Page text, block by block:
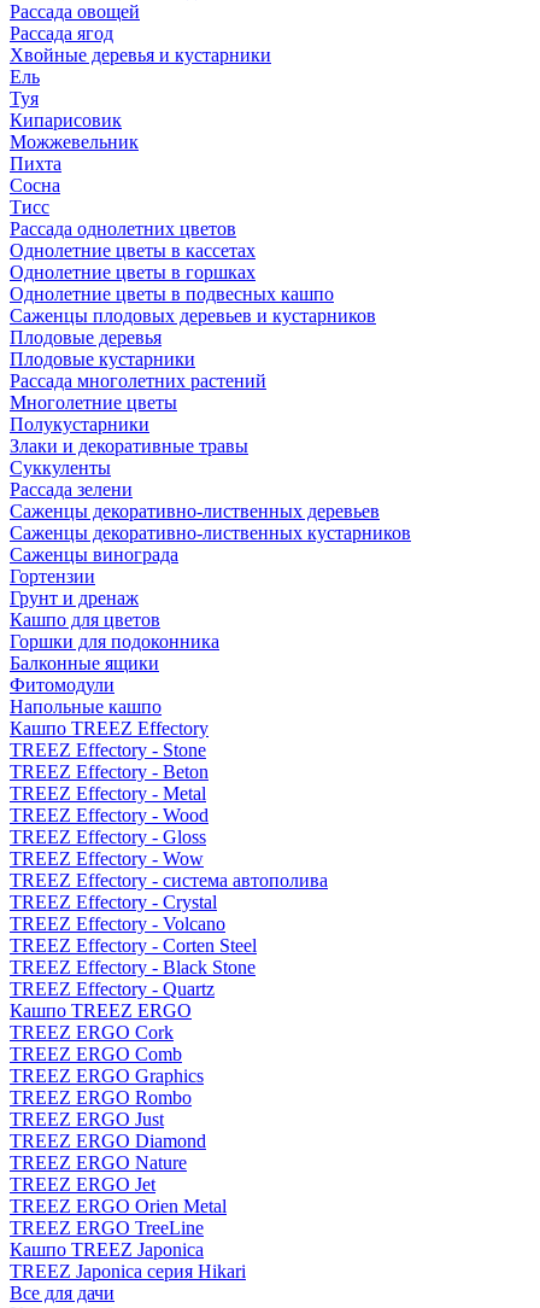
Рассада овощей
Рассада ягод
Хвойные деревья и кустарники
Ель
Туя
Кипарисовик
Можжевельник
Пихта
Сосна
Тисc
Рассада однолетних цветов
Однолетние цветы в кассетах
Однолетние цветы в горшках
Однолетние цветы в подвесных кашпо
Саженцы плодовых деревьев и кустарников
Плодовые деревья
Плодовые кустарники
Рассада многолетних растений
Многолетние цветы
Полукустарники
Злаки и декоративные травы
Суккуленты
Рассада зелени
Саженцы декоративно-лиственных деревьев
Саженцы декоративно-лиственных кустарников
Саженцы винограда
Гортензии
Грунт и дренаж
Кашпо для цветов
Горшки для подоконника
Балконные ящики
Фитомодули
Напольные кашпо
Кашпо TREEZ Effectory
TREEZ Effectory - Stone
TREEZ Effectory - Beton
TREEZ Effectory - Metal
TREEZ Effectory - Wood
TREEZ Effectory - Gloss
TREEZ Effectory - Wow
TREEZ Effectory - система автополива
TREEZ Effectory - Crystal
TREEZ Effectory - Volcano
TREEZ Effectory - Corten Steel
TREEZ Effectory - Black Stone
TREEZ Effectory - Quartz
Кашпо TREEZ ERGO
TREEZ ERGO Cork
TREEZ ERGO Comb
TREEZ ERGO Graphics
TREEZ ERGO Rombo
TREEZ ERGO Just
TREEZ ERGO Diamond
TREEZ ERGO Nature
TREEZ ERGO Jet
TREEZ ERGO Orien Metal
TREEZ ERGO TreeLine
Кашпо TREEZ Japonica
TREEZ Japonica серия Hikari
Все для дачи